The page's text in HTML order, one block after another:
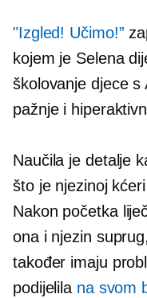
"Izgled! Učimo!”
kojem je Selena
školovanje djece s
pažnje i
Naučila je detalje
što je njezinoj
Nakon početka
ona i njezin
također imaju
podijelila na svom